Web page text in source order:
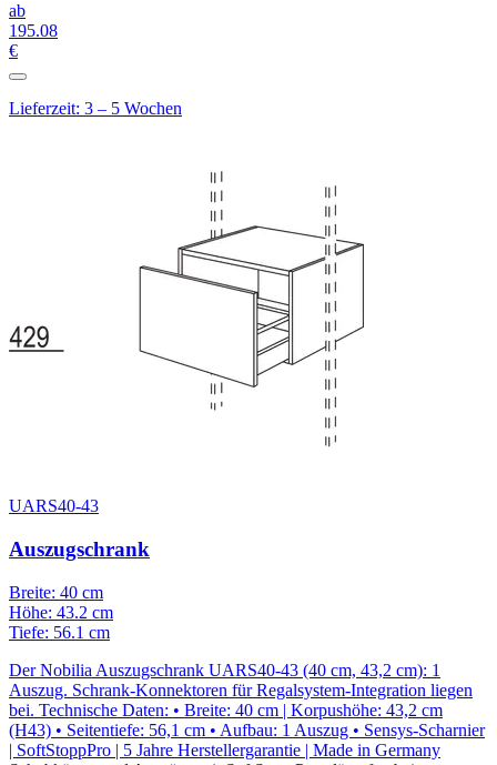
ab
195.08
€
Lieferzeit: 3 – 5 Wochen
UARS40-43
Auszugschrank
Breite: 40 cm
Höhe: 43.2 cm
Tiefe: 56.1 cm
Der Nobilia Auszugschrank UARS40-43 (40 cm, 43,2 cm): 1
Auszug. Schrank-Konnektoren für Regalsystem-Integration liegen
bei. Technische Daten: • Breite: 40 cm | Korpushöhe: 43,2 cm
(H43) • Seitentiefe: 56,1 cm • Aufbau: 1 Auszug • Sensys-Scharnier
| SoftStoppPro | 5 Jahre Herstellergarantie | Made in Germany